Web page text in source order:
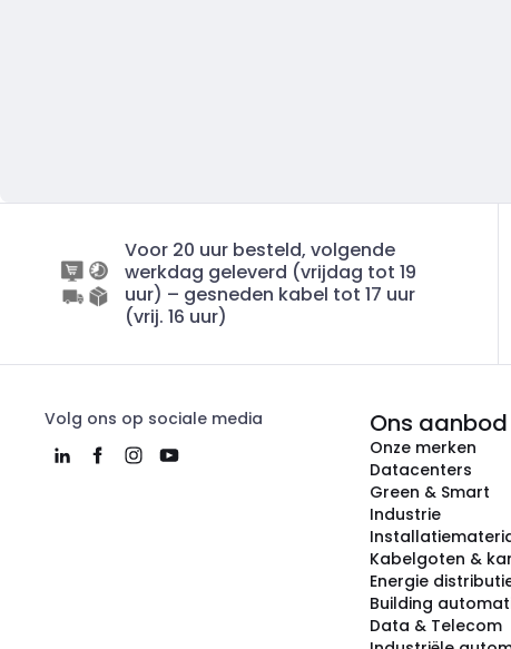
Voor 20 uur besteld, volgende
werkdag geleverd (vrijdag tot 19
uur) – gesneden kabel tot 17 uur
(vrij. 16 uur)
Volg ons op sociale media Ons aanbod
Onze merken
Datacenters
Green & Smart
Industrie
Kabelgoten &
Energie
Building
Data & Telecom